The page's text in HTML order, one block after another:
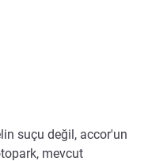
karşı duvara
olamaz.Çok daha
bir banyoda
kötü yerleştirilmiş bir
kilolu insanlar
5
suçu değil, accor'un
mevcut